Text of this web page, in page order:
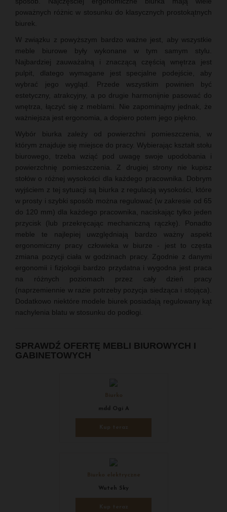
poważnych różnic w stosunku do klasycznych prostokątnych
biurek.
W związku z powyższym bardzo ważne jest, aby wszystkie
meble biurowe były wykonane w tym samym stylu.
Najbardziej zauważalną i znaczącą częścią wnętrza jest
pulpit, dlatego wymagane jest specjalne podejście, aby
wybrać jego wygląd. Przede wszystkim powinien być
estetyczny, atrakcyjny, a po drugie harmonijnie pasować do
wnętrza, łączyć się z meblami. Nie zapominajmy jednak, że
ważniejsza jest ergonomia, a dopiero potem jego piękno.
Wybór biurka zależy od powierzchni pomieszczenia, w
którym znajduje się miejsce do pracy. Wybierając kształt stołu
biurowego, trzeba wziąć pod uwagę swoje upodobania i
powierzchnię pomieszczenia. Z drugiej strony nie kupisz
stołów o różnej wysokości dla każdego pracownika. Dobrym
wyjściem z tej sytuacji są biurka z regulacją wysokości, które
w prosty i szybki sposób można regulować (w zakresie od 65
do 120 mm) dla każdego pracownika, naciskając tylko jeden
przycisk (lub przekręcając mechaniczną rączkę). Ponadto
meble te najlepiej uwzględniają bardzo ważny aspekt
ergonomiczny pracy człowieka w biurze - jest to częsta
zmiana pozycji ciała w godzinach pracy. Zgodnie z danymi
ergonomii i fizjologii bardzo przydatna i wygodna jest praca
na różnych poziomach przez cały dzień pracy
(naprzemiennie w razie potrzeby pozycja siedząca i stojąca).
Dodatkowo niektóre modele biurek posiadają regulowany kąt
nachylenia blatu w stosunku do podłogi.
SPRAWDŹ OFERTĘ MEBLI BIUROWYCH I
GABINETOWYCH
mdd Ogi A
Wuteh Sky